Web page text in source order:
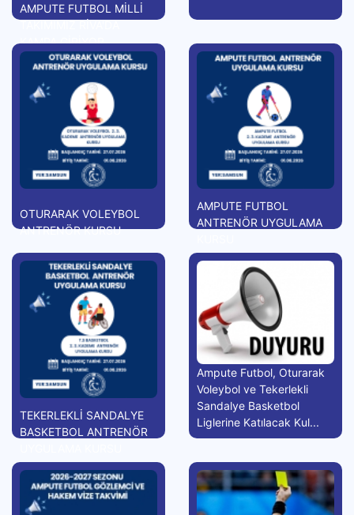
AMPUTE FUTBOL MİLLİ
KAMPA GİRİYOR
OTURARAK VOLEYBOL
ANTRENÖR KURSU
AMPUTE FUTBOL
ANTRENÖR UYGULAMA
TEKERLEKLİ SANDALYE
BASKETBOL ANTRENÖR
Ampute Futbol, Oturarak
Voleybol ve Tekerlekli
Sandalye Basketbol
Liglerine Katılacak Kul...